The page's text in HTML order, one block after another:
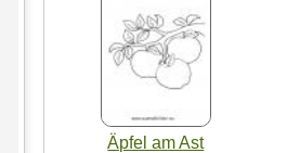
Äpfel am Ast